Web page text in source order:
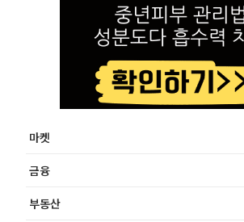
마켓
금융
부동산